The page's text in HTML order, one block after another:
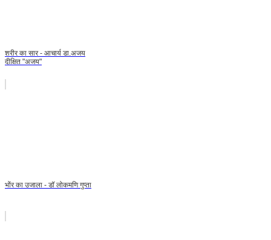
शरीर का सार - आचार्य डा.अजय
दीक्षित "अजय"
भोंर का उजाला - डॉ लोकमणि गुप्ता